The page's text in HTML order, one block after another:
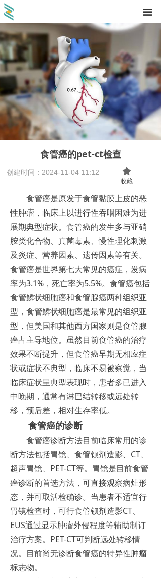
끀
食管癌的pet-ct检查
食管癌是原发于食管黏膜上皮的恶
性肿瘤，临床上以进行性吞咽困难为进
展期典型症状。食管癌的发生多与亚硝
胺类化合物、真菌毒素、慢性理化刺激
及炎症、营养因素、遗传因素等有关。
食管癌是世界第七大常见的癌症，发病
率为3.1%，死亡率为5.5%。食管癌包括
食管鳞状细胞癌和食管腺癌两种组织亚
型，食管鳞状细胞癌是最常见的组织亚
型，但美国和其他西方国家则是食管腺
癌占主导地位。虽然目前食管癌的治疗
效果不断提升，但食管癌早期无相应症
状或症状不典型，临床不易被察觉，当
临床症状呈典型表现时，患者多已进入
中晚期，通常有淋巴结转移或远处转
移，预后差，相对生存率低。
食管癌的诊断
食管癌诊断方法目前临床常用的诊
断方法包括胃镜、食管钡剂造影、CT、
超声胃镜、PET-CT等。胃镜是目前食管
癌诊断的首选方法，可直接观察病灶形
态，并可取活检确诊。当患者不适宜行
胃镜检查时，可行食管钡剂造影CT、
EUS通过显示肿瘤外侵程度等辅助制订
治疗方案。PET-CT可判断远处转移情
况。目前尚无诊断食管癌的特异性肿瘤
标志物。
创建时间： 2024-11-04 11:12 끄
收藏